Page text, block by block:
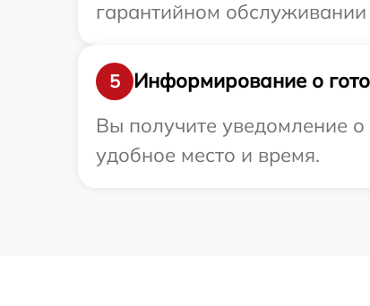
гарантийном
5
Информирование о
Вы получите уведомление
удобное место и время.